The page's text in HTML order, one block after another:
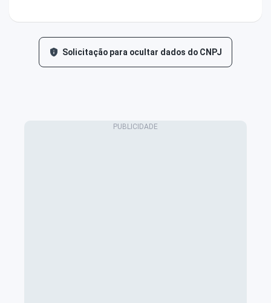
Solicitação para ocultar dados do CNPJ